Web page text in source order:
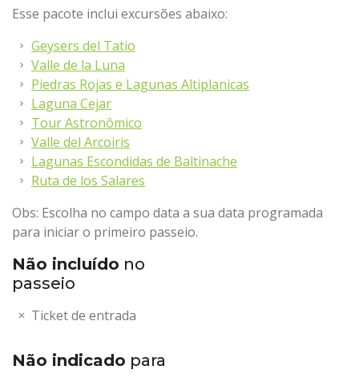
Esse pacote inclui excursões abaixo:
Geysers del Tatio
Valle de la Luna
Piedras Rojas e Lagunas Altiplanicas
Laguna Cejar
Tour Astronômico
Valle del Arcoiris
Lagunas Escondidas de Baltinache
Ruta de los Salares
Obs: Escolha no campo data a sua data programada
para iniciar o primeiro passeio.
Não incluído no
passeio
Ticket de entrada
Não indicado para